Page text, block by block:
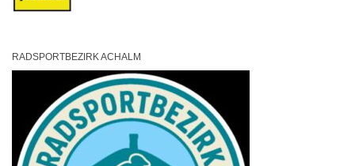
RADSPORTBEZIRK ACHALM